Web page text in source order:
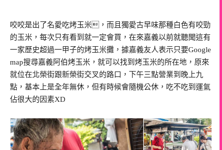
咬咬是出了名愛吃烤玉米，而且獨愛古早味那種白色有咬勁
的玉米，每次只有看到就一定會買，在來嘉義以前就聽聞這有
一家歷史超過一甲子的烤玉米攤，據嘉義友人表示只要Google
map搜尋嘉義阿伯烤玉米，就可以找到烤玉米的所在地，原來
就位在北榮街跟新榮街交叉的路口，下午三點營業到晚上九
點，基本上是全年無休，但有時候會隨機公休，吃不吃到運氣
佔很大的因素XD